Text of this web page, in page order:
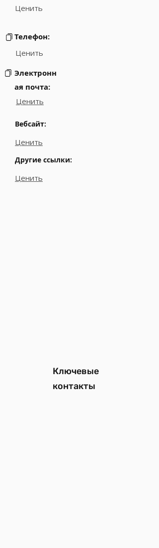
Ценить
Телефон:
Ценить
Электронн
ая почта:
Ценить
Вебсайт:
Ценить
Другие ссылки:
Ценить
Ключевые
контакты